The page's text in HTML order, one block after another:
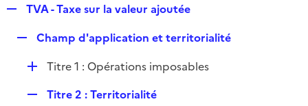
p
TVA - Taxe sur la valeur ajoutée
p
Champ d'application et territorialité
DTitre 1 : Opérations imposables
Titre 2 : Territorialité